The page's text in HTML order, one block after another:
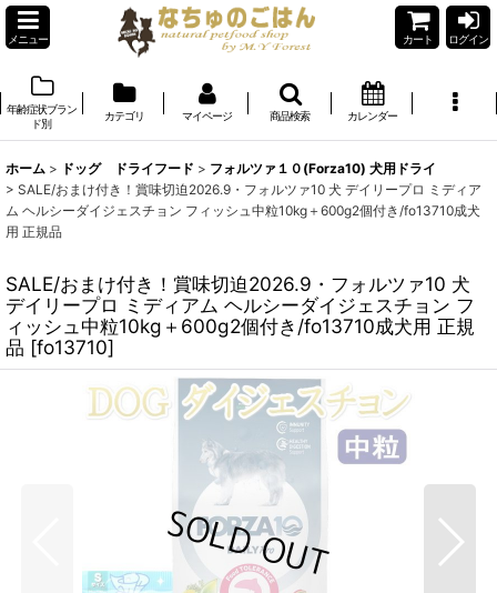
メニュー カート ログイン
年齢症状ブラン
ド別
カテゴリ マイページ 商品検索 カレンダー
ホーム > ドッグ ドライフード > フォルツァ１０(Forza10) 犬用ドライ
> SALE/おまけ付き！賞味切迫2026.9・フォルツァ10 犬 デイリープロ ミディア
ム ヘルシーダイジェスチョン フィッシュ中粒10kg＋600g2個付き/fo13710成犬
用 正規品
SALE/おまけ付き！賞味切迫2026.9・フォルツァ10 犬
デイリープロ ミディアム ヘルシーダイジェスチョン フ
ィッシュ中粒10kg＋600g2個付き/fo13710成犬用 正規
品 [fo13710]